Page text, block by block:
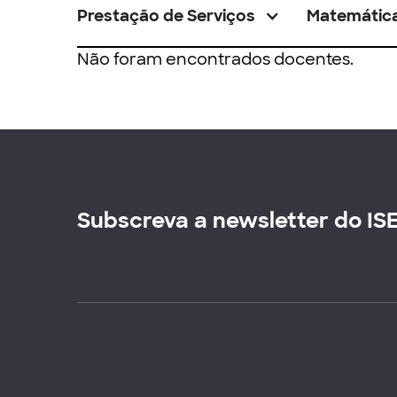
Prestação de Serviços
Não foram encontrados docentes.
Subscreva a newsletter do